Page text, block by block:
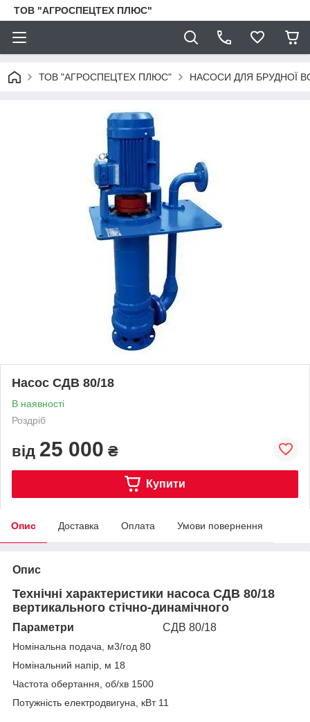
ТОВ "АГРОСПЕЦТЕХ ПЛЮС"
ТОВ "АГРОСПЕЦТЕХ ПЛЮС" НАСОСИ ДЛЯ БРУДНОЇ
Насос СДВ 80/18
В наявності
Роздріб
від 25 000 ₴
Купити
Опис Доставка Оплата Умови повернення
Опис
Технічні характеристики насоса СДВ 80/18
вертикального стічно-динамічного
Параметри СДВ 80/18
Номінальна подача, м3/год 80
Номінальний напір, м 18
Частота обертання, об/хв 1500
Потужність електродвигуна, кВт 11